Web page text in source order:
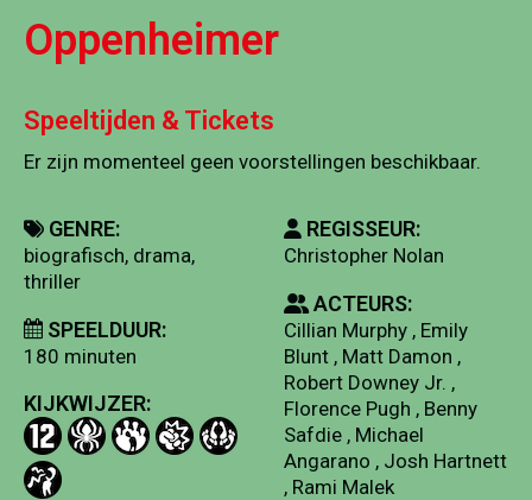
Oppenheimer
Speeltijden & Tickets
Er zijn momenteel geen voorstellingen beschikbaar.
GENRE:
biografisch, drama,
thriller
SPEELDUUR:
180 minuten
KIJKWIJZER:
REGISSEUR:
Christopher Nolan
ACTEURS:
Cillian Murphy , Emily
Blunt , Matt Damon ,
Robert Downey Jr. ,
Florence Pugh , Benny
Safdie , Michael
Angarano , Josh Hartnett
, Rami Malek